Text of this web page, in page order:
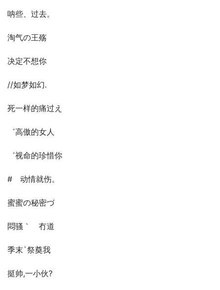
呐些、过去。
淘气の王殇
决定不想你
//如梦如幻.
死一样的痛过え
゛高傲的女人ゝ
゛视命的珍惜你
#　动情就伤。
蜜蜜の秘密づ
悶骚｀　冇道
季末`祭奠我
挺帅,一小伙?